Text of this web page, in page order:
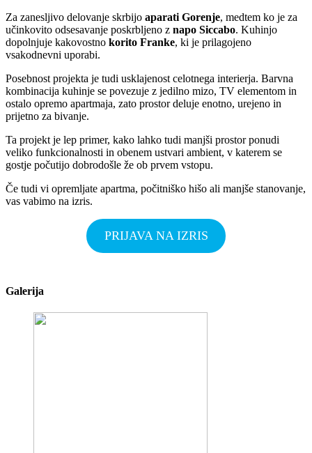
Za zanesljivo delovanje skrbijo aparati Gorenje, medtem ko je za
učinkovito odsesavanje poskrbljeno z napo Siccabo. Kuhinjo
dopolnjuje kakovostno korito Franke, ki je prilagojeno
vsakodnevni uporabi.
Posebnost projekta je tudi usklajenost celotnega interierja. Barvna
kombinacija kuhinje se povezuje z jedilno mizo, TV elementom in
ostalo opremo apartmaja, zato prostor deluje enotno, urejeno in
prijetno za bivanje.
Ta projekt je lep primer, kako lahko tudi manjši prostor ponudi
veliko funkcionalnosti in obenem ustvari ambient, v katerem se
gostje počutijo dobrodošle že ob prvem vstopu.
Če tudi vi opremljate apartma, počitniško hišo ali manjše stanovanje,
vas vabimo na izris.
PRIJAVA NA IZRIS
Galerija